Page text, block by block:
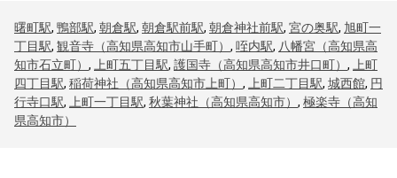
曙町駅, 鴨部駅, 朝倉駅, 朝倉駅前駅, 朝倉神社前駅, 宮の奥駅, 旭町一
丁目駅, 観音寺（高知県高知市山手町） , 咥内駅, 八幡宮（高知県高
知市石立町） , 上町五丁目駅, 護国寺（高知県高知市井口町） ,
上町
四丁目駅, 稲荷神社（高知県高知市上町） , 上町二丁目駅, 城西館, 円
行寺口駅, 上町一丁目駅, 秋葉神社（高知県高知市） , 極楽寺（高知
県高知市）